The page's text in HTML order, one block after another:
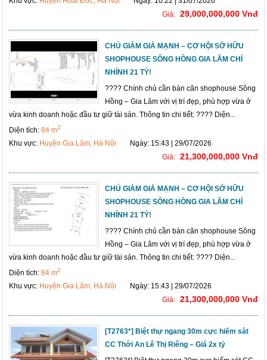
Giá: 29,000,000,000 Vnđ
CHỦ GIẢM GIÁ MẠNH – CƠ HỘI SỞ HỮU
SHOPHOUSE SÔNG HỒNG GIA LÂM CHỈ
NHỈNH 21 TỶ!
???? Chính chủ cần bán căn shophouse Sông
Hồng – Gia Lâm với vị trí đẹp, phù hợp vừa ở
vừa kinh doanh hoặc đầu tư giữ tài sản. Thông tin chi tiết: ???? Diện...
Diện tích:84 m2
Khu vực: Huyện Gia Lâm, Hà Nội
Ngày: 15:43 | 29/07/2026
Giá: 21,300,000,000 Vnđ
CHỦ GIẢM GIÁ MẠNH – CƠ HỘI SỞ HỮU
SHOPHOUSE SÔNG HỒNG GIA LÂM CHỈ
NHỈNH 21 TỶ!
???? Chính chủ cần bán căn shophouse Sông
Hồng – Gia Lâm với vị trí đẹp, phù hợp vừa ở
vừa kinh doanh hoặc đầu tư giữ tài sản. Thông tin chi tiết: ???? Diện...
Diện tích:84 m2
Khu vực: Huyện Gia Lâm, Hà Nội
Ngày: 15:43 | 29/07/2026
Giá: 21,300,000,000 Vnđ
[T2763*] Biệt thự ngang 30m cực hiếm sát
CC Thới An Lê Thị Riêng – Giá 2x tỷ